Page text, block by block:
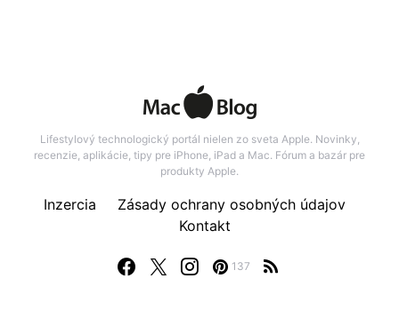
Lifestylový technologický portál nielen zo sveta Apple. Novinky,
recenzie, aplikácie, tipy pre iPhone, iPad a Mac. Fórum a bazár pre
produkty Apple.
137
Inzercia
Zásady ochrany osobných údajov
Kontakt